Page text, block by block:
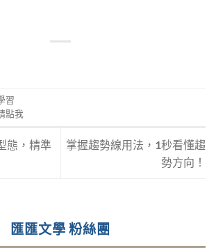
習
點我
態，精準
掌握趨勢線用法，1秒看懂趨
勢方向！
匯匯文學 粉絲團